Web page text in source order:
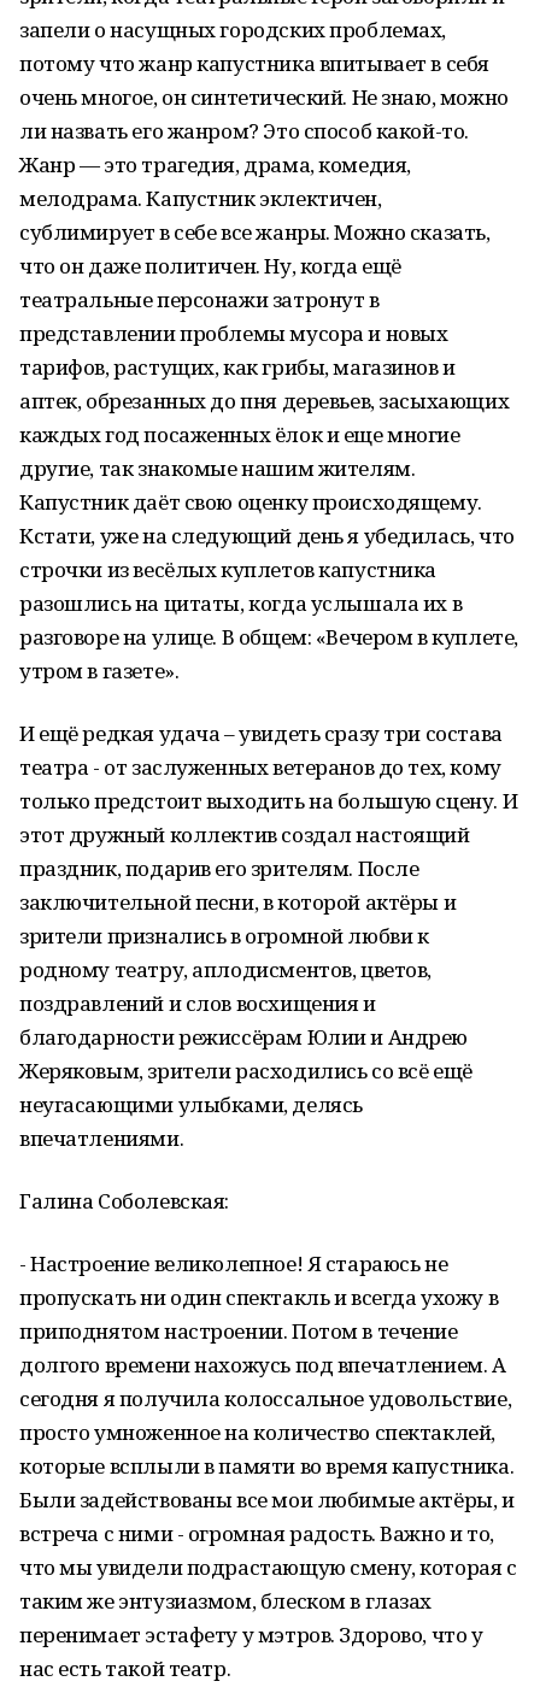
запели о насущных городских проблемах,
потому что жанр капустника впитывает в себя
очень многое, он синтетический. Не знаю, можно
ли назвать его жанром? Это способ какой-то.
Жанр — это трагедия, драма, комедия,
мелодрама. Капустник эклектичен,
сублимирует в себе все жанры. Можно сказать,
что он даже политичен. Ну, когда ещё
театральные персонажи затронут в
представлении проблемы мусора и новых
тарифов, растущих, как грибы, магазинов и
аптек, обрезанных до пня деревьев, засыхающих
каждых год посаженных ёлок и еще многие
другие, так знакомые нашим жителям.
Капустник даёт свою оценку происходящему.
Кстати, уже на следующий день я убедилась, что
строчки из весёлых куплетов капустника
разошлись на цитаты, когда услышала их в
разговоре на улице. В общем: «Вечером в куплете,
утром в газете».
И ещё редкая удача – увидеть сразу три состава
театра - от заслуженных ветеранов до тех, кому
только предстоит выходить на большую сцену. И
этот дружный коллектив создал настоящий
праздник, подарив его зрителям. После
заключительной песни, в которой актёры и
зрители признались в огромной любви к
родному театру, аплодисментов, цветов,
поздравлений и слов восхищения и
благодарности режиссёрам Юлии и Андрею
Жеряковым, зрители расходились со всё ещё
неугасающими улыбками, делясь
впечатлениями.
Галина Соболевская:
- Настроение великолепное! Я стараюсь не
пропускать ни один спектакль и всегда ухожу в
приподнятом настроении. Потом в течение
долгого времени нахожусь под впечатлением. А
сегодня я получила колоссальное удовольствие,
просто умноженное на количество спектаклей,
которые всплыли в памяти во время капустника.
Были задействованы все мои любимые актёры, и
встреча с ними - огромная радость. Важно и то,
что мы увидели подрастающую смену, которая с
таким же энтузиазмом, блеском в глазах
перенимает эстафету у мэтров. Здорово, что у
нас есть такой театр.